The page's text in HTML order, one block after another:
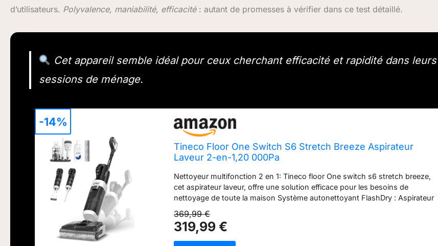
d’utilisateurs. Polyvalence, maniabilité, efficacité: autant de promesses à vérifier dans ce test détaillé.
Cet appareil semble idéal pour ceux cherchant efficacité et rapidité dans leurs
sessions de ménage.
Tineco Floor One Switch S6 Stretch Breeze Aspirateur
Laveur 2-en-1,20 000Pa
Nettoyeur multifonction 2 en 1: Tineco floor One switch s6 stretch breeze,
cet aspirateur laveur, offre une solution efficace pour les besoins de
nettoyage de toute la maison Système autonettoyant FlashDry : Aspirateur
tâches du tuyau au rouleau de la brosse, puis utilisation d'air chaud à 85
degré Celsius pour sécher efficacement toutes les parties de l'appareil. Après
utilisation, vous n'avez plus à vous soucier de rien HyperStretch: Cet
369,99 €
319,99 €
-14%